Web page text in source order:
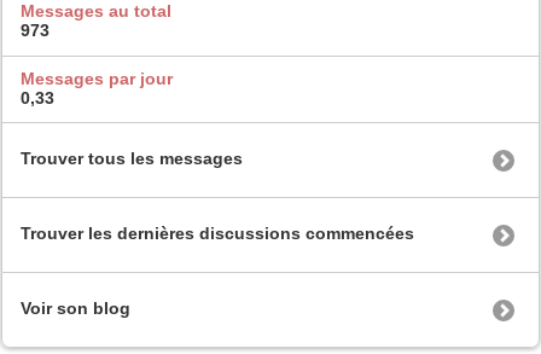
Messages au total
973
Messages par jour
0,33
Trouver tous les messages
Trouver les dernières discussions commencées
Voir son blog